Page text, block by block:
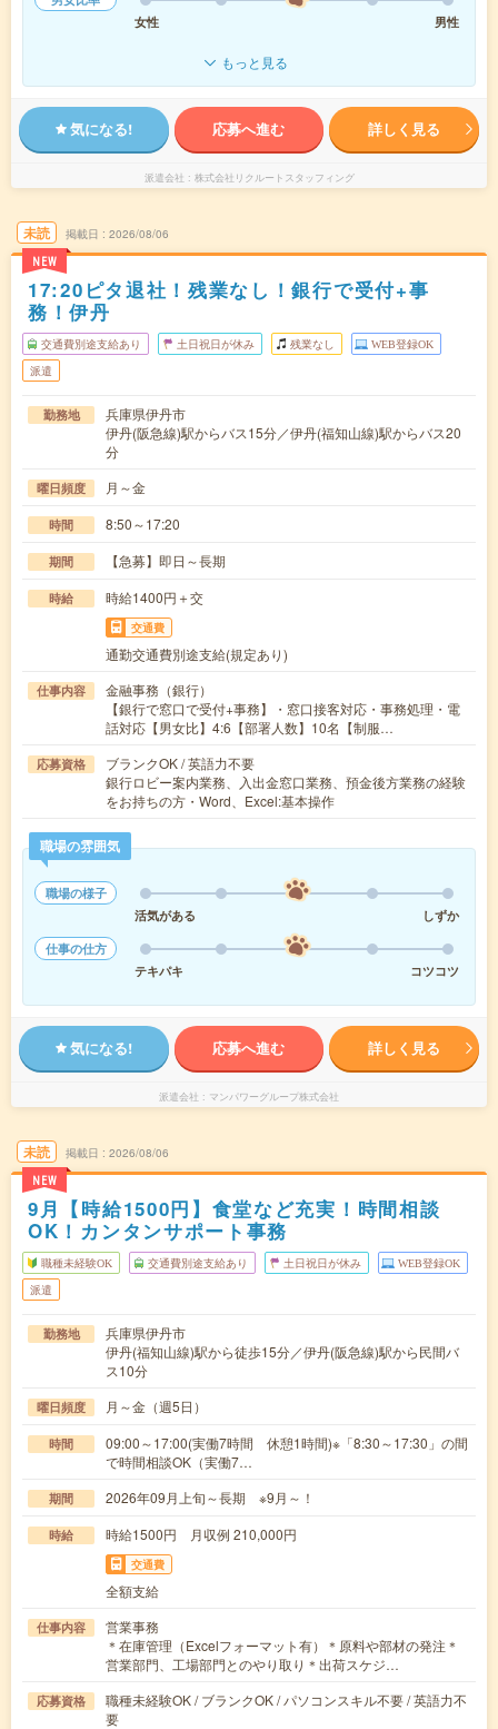
女性
男性
もっと見る
気になる! 応募へ進む 詳しく見る
派遣会社 株式会社リクルートスタッフィング
未読
NEW
掲載日 2026/08/06
17:20ピタ退社！残業なし！銀行で受付+事
務！伊丹
交通費別途支給あり 土日祝日が休み 残業なし WEB登録OK
派遣
勤務地
兵庫県伊丹市
伊丹(阪急線)駅からバス15分／伊丹(福知山線)駅からバス20
分
曜日頻度 月～金
時間 8:50～17:20
期間 【急募】即日～長期
時給 時給1400円＋交
交通費
通勤交通費別途支給(規定あり)
仕事内容
金融事務（銀行）
【銀行で窓口で受付+事務】・窓口接客対応・事務処理・電
話対応【男女比】4:6【部署人数】10名【制服…
応募資格
ブランクOK / 英語力不要
銀行ロビー案内業務、入出金窓口業務、預金後方業務の経験
をお持ちの方・Word、Excel:基本操作
職場の雰囲気
職場の様子
活気がある
しずか
仕事の仕方
テキパキ
コツコツ
気になる! 応募へ進む 詳しく見る
派遣会社 マンパワーグループ株式会社
未読
NEW
掲載日 2026/08/06
9月【時給1500円】食堂など充実！時間相談
OK！カンタンサポート事務
職種未経験OK 交通費別途支給あり 土日祝日が休み WEB登録OK
派遣
勤務地
兵庫県伊丹市
伊丹(福知山線)駅から徒歩15分／伊丹(阪急線)駅から民間バ
ス10分
曜日頻度 月～金（週5日）
時間
09:00～17:00(実働7時間 休憩1時間)※「8:30～17:30」の間
で時間相談OK（実働7…
期間 2026年09月上旬～長期 ※9月～！
時給 時給1500円 月収例 210,000円
交通費
全額支給
仕事内容
営業事務
＊在庫管理（Excelフォーマット有）＊原料や部材の発注＊
営業部門、工場部門とのやり取り＊出荷スケジ…
応募資格
職種未経験OK / ブランクOK / パソコンスキル不要 / 英語力不
要